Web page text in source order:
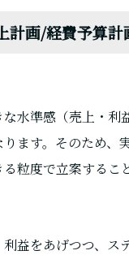
画/経費予算
水準感（売上・
ます。そのため
粒度で立案するこ
益をあげつつ、